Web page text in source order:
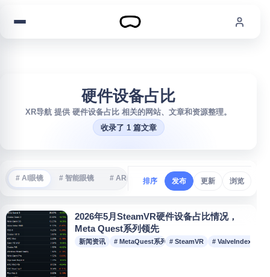
硬件设备占比
XR导航 提供 硬件设备占比 相关的网站、文章和资源整理。
收录了 1 篇文章
# AI眼镜 # 智能眼镜 # AR眼镜 # VR游戏 # 沉浸式体验
排序 发布 更新 浏览
2026年5月SteamVR硬件设备占比情况，
Meta Quest系列领先
新闻资讯 # MetaQuest系列 # SteamVR # ValveIndex